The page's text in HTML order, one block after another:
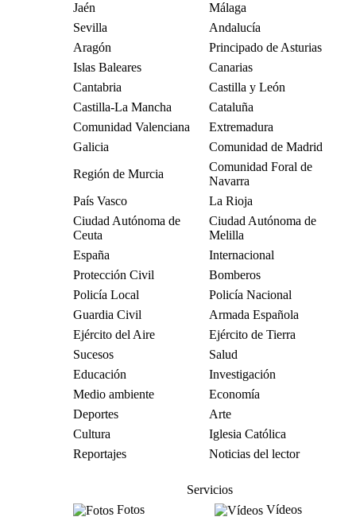
Jaén
Málaga
Sevilla
Andalucía
Aragón
Principado de Asturias
Islas Baleares
Canarias
Cantabria
Castilla y León
Castilla-La Mancha
Cataluña
Comunidad Valenciana
Extremadura
Galicia
Comunidad de Madrid
Región de Murcia
Comunidad Foral de
Navarra
País Vasco
La Rioja
Ciudad Autónoma de
Ceuta
Ciudad Autónoma de
Melilla
España
Internacional
Protección Civil
Bomberos
Policía Local
Policía Nacional
Guardia Civil
Armada Española
Ejército del Aire
Ejército de Tierra
Sucesos
Salud
Educación
Investigación
Medio ambiente
Economía
Deportes
Arte
Cultura
Iglesia Católica
Reportajes
Noticias del lector
Servicios
Fotos
Vídeos